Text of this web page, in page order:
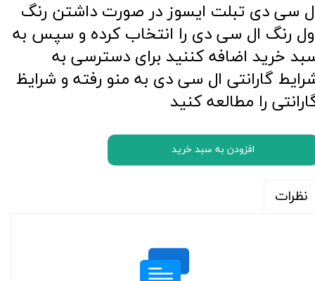
سی دی تبلت ایسوز در صورت داشتن رنگ
رنگ ال سی دی را انتخاب کرده و سپس به
خرید اضافه کننید برای دسترسی به
گارانتی ال سی دی به منو رفته و شرایظ
را مطالعه کنید
افزودن به سبد خرید
نظرات